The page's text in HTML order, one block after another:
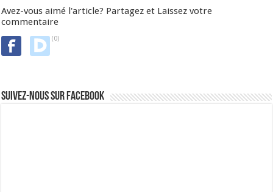
Avez-vous aimé l'article? Partagez et Laissez votre
commentaire
(0)
Suivez-nous sur Facebook